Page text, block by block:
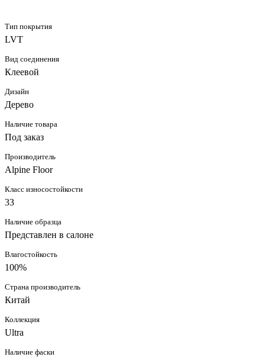
Тип покрытия
LVT
Вид соединения
Клеевой
Дизайн
Дерево
Наличие товара
Под заказ
Производитель
Alpine Floor
Класс износостойкости
33
Наличие образца
Представлен в салоне
Влагостойкость
100%
Страна производитель
Китай
Коллекция
Ultra
Наличие фаски